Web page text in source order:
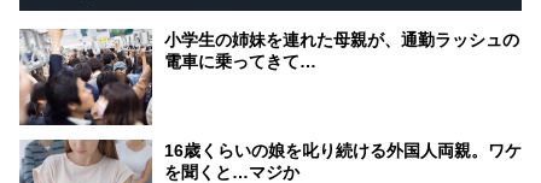
小学生の姉妹を連れた母親が、通勤ラッシュの
電車に乗ってきて…
16歳くらいの娘を叱り続ける外国人両親。ワケ
を聞くと…マジか